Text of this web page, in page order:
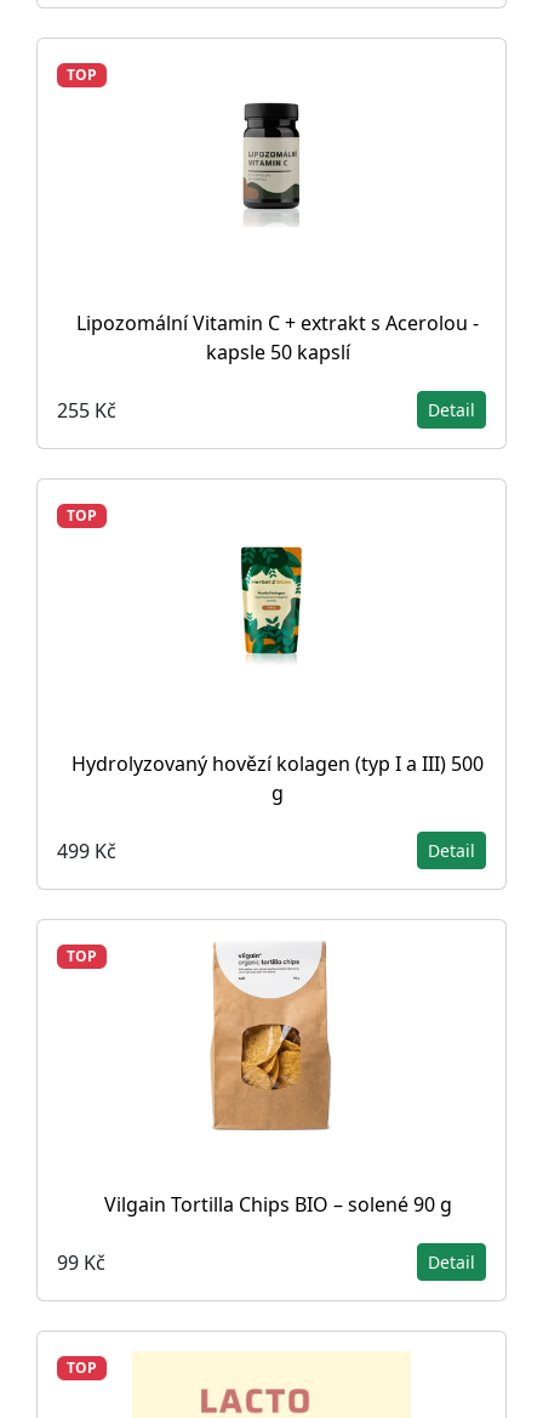
TOP
Lipozomální Vitamin C + extrakt s Acerolou -
kapsle 50 kapslí
255 Kč Detail
TOP
Hydrolyzovaný hovězí kolagen (typ I a III) 500
g
499 Kč Detail
TOP
Vilgain Tortilla Chips BIO – solené 90 g
99 Kč Detail
TOP